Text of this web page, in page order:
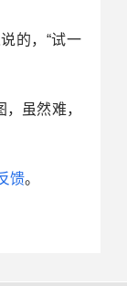
的，“试一
虽然难，
馈。